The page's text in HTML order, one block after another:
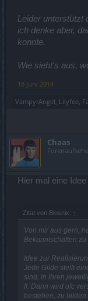
Leider unterstützt
ich denke aber,
konnte.
Wie sieht's aus,
18 Juni 2014
VampyrAngel Lilyfee
Chaas
Hier mal eine
Zitat von Blosnix: ↑
Von mir aus gern,
Bekanntschaften
Idee zur
Jede Gilde stellt
sind, in ihren
fl. Dann wird ofc
bestehen, zu bilden.